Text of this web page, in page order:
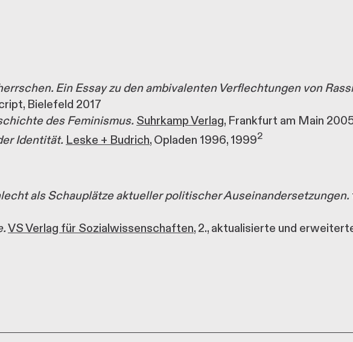
Ein Essay zu den ambivalenten Verflechtungen von
Bielefeld 2017
des Feminismus. Suhrkamp Verlag, Frankfurt am Main
Identität. Leske + Budrich, Opladen 1996, 19992
als Schauplätze aktueller politischer Auseinandersetzungen.
VS Verlag für Sozialwissenschaften, 2., aktualisierte und